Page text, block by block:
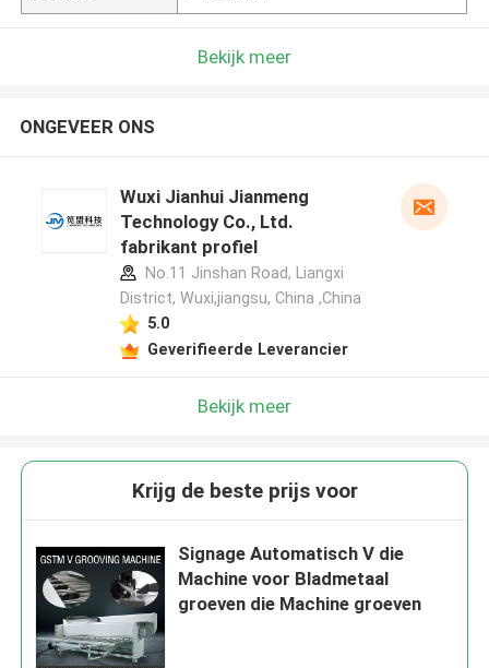
Bekijk meer
ONGEVEER ONS
Wuxi Jianhui Jianmeng
Technology Co., Ltd.
fabrikant profiel
No.11 Jinshan Road, Liangxi
District, Wuxi,jiangsu, China ,China
5.0
Geverifieerde Leverancier
Bekijk meer
Krijg de beste prijs voor
Signage Automatisch V die
Machine voor Bladmetaal
groeven die Machine groeven